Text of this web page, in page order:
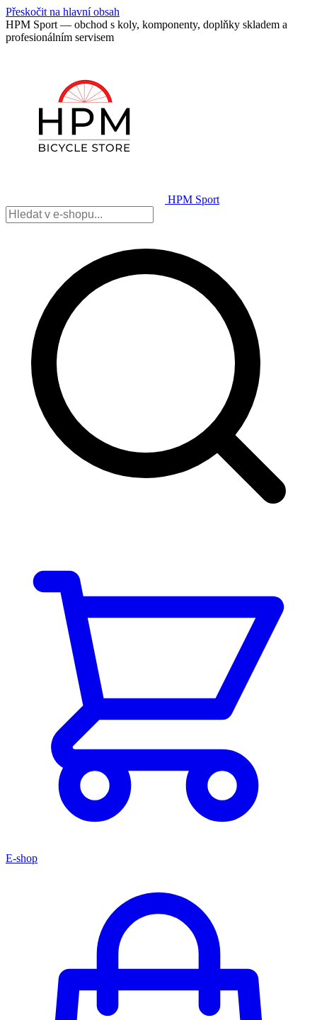
Přeskočit na hlavní obsah
HPM Sport — obchod s koly, komponenty, doplňky skladem a
profesionálním servisem
HPM Sport
E-shop